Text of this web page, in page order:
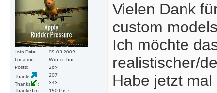
Join Date
05.03.2009
Location
Winterthur
Posts
269
Thanks
207
Thanks
343
Thanked in
150 Posts
Vielen Dank
custom
Ich möchte
realistischer/
Habe jetzt